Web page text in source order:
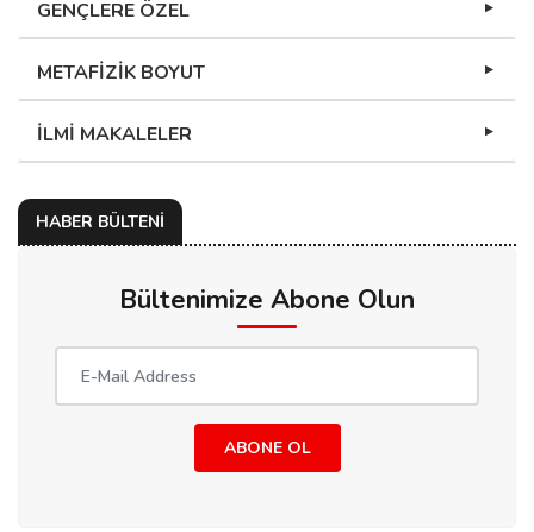
GENÇLERE ÖZEL
METAFİZİK BOYUT
İLMİ MAKALELER
HABER BÜLTENİ
Bültenimize Abone Olun
ABONE OL